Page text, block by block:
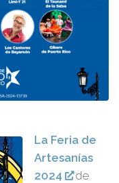
La Feria de
Artesanías
2024
de